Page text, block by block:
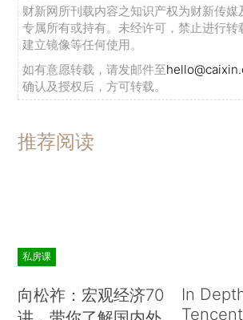
财新网所刊载内容之知识产权为财新传媒
专属所有或持有。未经许可，禁止进行转
建立镜像等任何使用。
如有意愿转载，请发邮件至
确认及授权后，方可转载。
推荐阅读
私房课
向松祚：宏观经济70
In